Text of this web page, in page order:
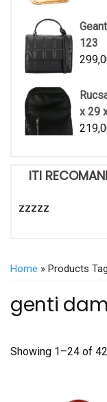
123
x 29
ITI
zzzzz
Home » Products
genti
Showing 1–24 of